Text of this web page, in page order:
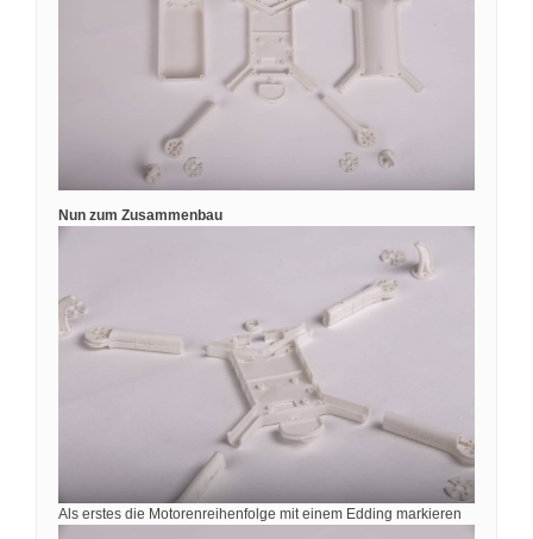
Nun zum Zusammenbau
Als erstes die Motorenreihenfolge mit einem Edding markieren